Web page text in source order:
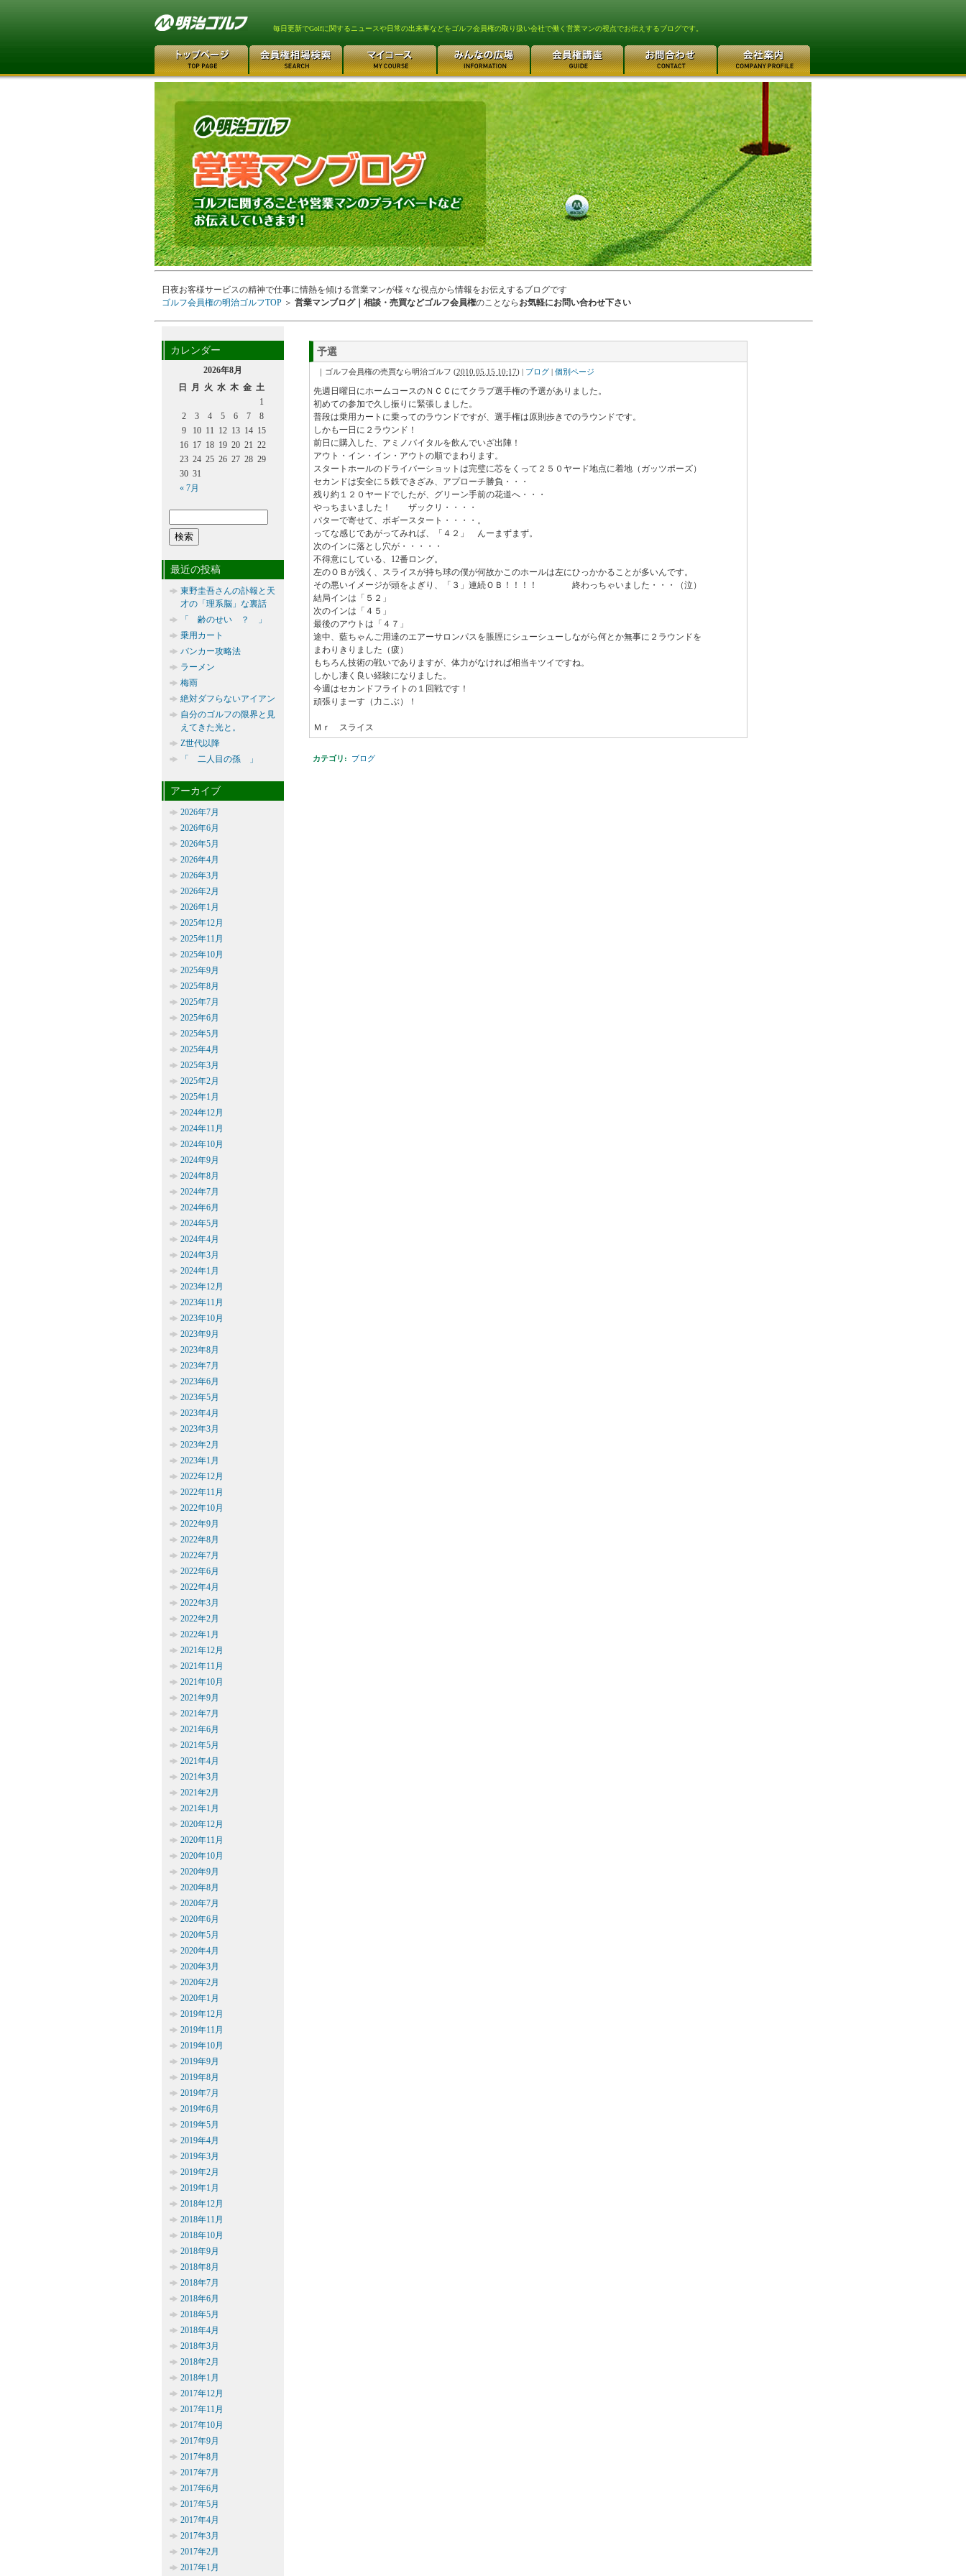
毎日更新でGolfに関するニュースや日常の出来事などをゴルフ会員権の取り扱い会社で働く営業マンの視点でお伝えするブログです。
日夜お客様サービスの精神で仕事に情熱を傾ける営業マンが様々な視点から情報をお伝えするブログです
ゴルフ会員権の明治ゴルフTOP ＞ 営業マンブログ｜相談・売買などゴルフ会員権のことなら お気軽にお問い合わせ下さい
予選
｜ゴルフ会員権の売買なら明治ゴルフ (2010.05.15 10:17) | ブログ | 個別ページ
先週日曜日にホームコースのＮＣＣにてクラブ選手権の予選がありました。
初めての参加で久し振りに緊張しました。
普段は乗用カートに乗ってのラウンドですが、選手権は原則歩きでのラウンドです。
しかも一日に２ラウンド！
前日に購入した、アミノバイタルを飲んでいざ出陣！
アウト・イン・イン・アウトの順でまわります。
スタートホールのドライバーショットは完璧に芯をくって２５０ヤード地点に着地（ガッツポーズ）
セカンドは安全に５鉄できざみ、アプローチ勝負・・・
残り約１２０ヤードでしたが、グリーン手前の花道へ・・・
やっちまいました！ ザックリ・・・・
パターで寄せて、ボギースタート・・・・。
ってな感じであがってみれば、「４２」 んーまずまず。
次のインに落とし穴が・・・・・
不得意にしている、12番ロング。
左のＯＢが浅く、スライスが持ち球の僕が何故かこのホールは左にひっかかることが多いんです。
その悪いイメージが頭をよぎり、「３」連続ＯＢ！！！！ 終わっちゃいました・・・（泣）
結局インは「５２」
次のインは「４５」
最後のアウトは「４７」
途中、藍ちゃんご用達のエアーサロンパスを脹脛にシューシューしながら何とか無事に２ラウンドを
まわりきりました（疲）
もちろん技術の戦いでありますが、体力がなければ相当キツイですね。
しかし凄く良い経験になりました。
今週はセカンドフライトの１回戦です！
頑張りまーす（力こぶ）！
Ｍｒ スライス
カテゴリ : ブログ
カレンダー
2026年8月
日
月 火 水 木 金 土
« 7月
1
2
3 4 5 6 7
8
9
10 11 12 13 14 15
16 17 18 19 20 21 22
23 24 25 26 27 28 29
30 31
最近の投稿
東野圭吾さんの訃報と天
才の「理系脳」な裏話
「 齢のせい ？ 」
乗用カート
バンカー攻略法
ラーメン
梅雨
絶対ダフらないアイアン
自分のゴルフの限界と見
えてきた光と。
Z世代以降
「 二人目の孫 」
アーカイブ
2026年7月
2026年6月
2026年5月
2026年4月
2026年3月
2026年2月
2026年1月
2025年12月
2025年11月
2025年10月
2025年9月
2025年8月
2025年7月
2025年6月
2025年5月
2025年4月
2025年3月
2025年2月
2025年1月
2024年12月
2024年11月
2024年10月
2024年9月
2024年8月
2024年7月
2024年6月
2024年5月
2024年4月
2024年3月
2024年1月
2023年12月
2023年11月
2023年10月
2023年9月
2023年8月
2023年7月
2023年6月
2023年5月
2023年4月
2023年3月
2023年2月
2023年1月
2022年12月
2022年11月
2022年10月
2022年9月
2022年8月
2022年7月
2022年6月
2022年4月
2022年3月
2022年2月
2022年1月
2021年12月
2021年11月
2021年10月
2021年9月
2021年7月
2021年6月
2021年5月
2021年4月
2021年3月
2021年2月
2021年1月
2020年12月
2020年11月
2020年10月
2020年9月
2020年8月
2020年7月
2020年6月
2020年5月
2020年4月
2020年3月
2020年2月
2020年1月
2019年12月
2019年11月
2019年10月
2019年9月
2019年8月
2019年7月
2019年6月
2019年5月
2019年4月
2019年3月
2019年2月
2019年1月
2018年12月
2018年11月
2018年10月
2018年9月
2018年8月
2018年7月
2018年6月
2018年5月
2018年4月
2018年3月
2018年2月
2018年1月
2017年12月
2017年11月
2017年10月
2017年9月
2017年8月
2017年7月
2017年6月
2017年5月
2017年4月
2017年3月
2017年2月
2017年1月